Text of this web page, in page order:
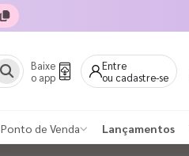
Baixe
o app
Entre
ou cadastre-se
Ponto de Venda Lançamentos